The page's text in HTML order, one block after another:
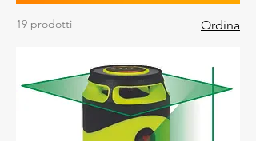
19 prodotti Ordina